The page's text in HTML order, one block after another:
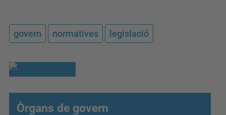
govern normatives legislació
Òrgans de govern